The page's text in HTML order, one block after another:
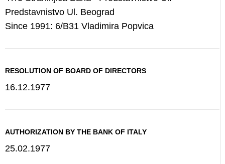
Predstavnistvo Ul. Beograd
Since 1991: 6/B31 Vladimira Popvica
RESOLUTION OF BOARD OF DIRECTORS
16.12.1977
AUTHORIZATION BY THE BANK OF ITALY
25.02.1977